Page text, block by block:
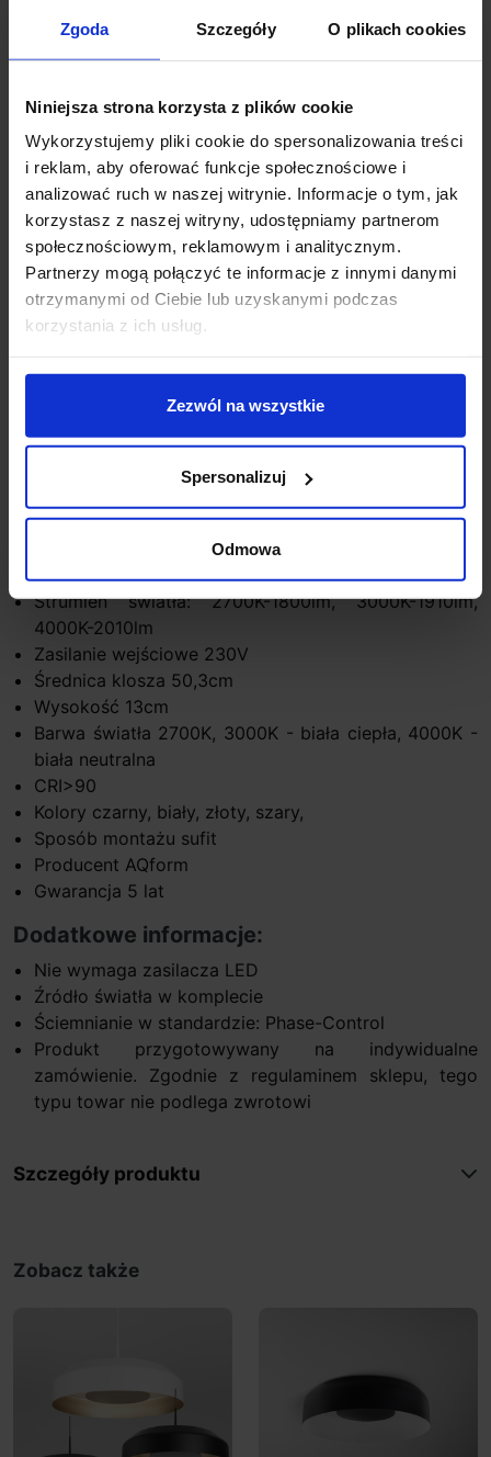
Zgoda Szczegóły O plikach cookies
Niniejsza strona korzysta z plików cookie
Wykorzystujemy pliki cookie do spersonalizowania treści
i reklam, aby oferować funkcje społecznościowe i
analizować ruch w naszej witrynie. Informacje o tym, jak
korzystasz z naszej witryny, udostępniamy partnerom
społecznościowym, reklamowym i analitycznym.
Partnerzy mogą połączyć te informacje z innymi danymi
otrzymanymi od Ciebie lub uzyskanymi podczas
korzystania z ich usług.
Zezwól na wszystkie
Spersonalizuj
Odmowa
Opis
lampa natynkowa LED renomowanej, polskiej firmy
AQFORM (dawniej Aquaform). Okrągły plafon
wykonany z aluminium malowanego na jeden z 4
kolorów do wyboru. Posiada wbudowane źródło
światła LED o mocy 25W i oferuje 3 barwy światła:
ciepła 2700K, biała ciepła 3000K lub biała neutralna
4000K. Ta ledowa lampa natynkowa firmy AQFORM to
połączenie nowoczesnego wyglądu z wydajnym
ściemniania w systemie (Phase-Control). Lampa
charakteryzuje się wysokim współczynnikiem
oddawania barw CRI >90.
Dane techniczne:
Moc 25W
Strumień światła: 2700K-1800lm, 3000K-1910lm,
4000K-2010lm
Zasilanie wejściowe 230V
Średnica klosza 50,3cm
Wysokość 13cm
Barwa światła 2700K, 3000K - biała ciepła, 4000K -
biała neutralna
CRI>90
Kolory czarny, biały, złoty, szary,
Sposób montażu sufit
Producent AQform
Gwarancja 5 lat
Dodatkowe informacje:
Nie wymaga zasilacza LED
Źródło światła w komplecie
Ściemnianie w standardzie: Phase-Control
Produkt przygotowywany na indywidualne
zamówienie. Zgodnie z regulaminem sklepu, tego
typu towar nie podlega zwrotowi
Szczegóły produktu
Zobacz także